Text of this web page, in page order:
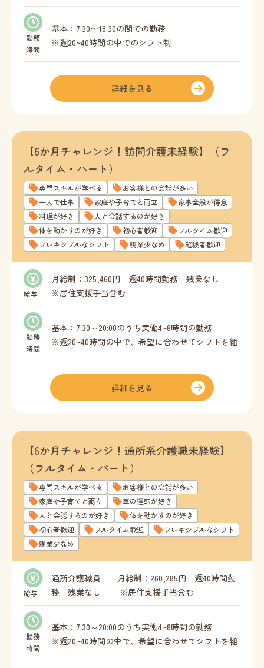
時給 ： 1,325円 週20時間以上勤務可能な方
勤務
時間
基本：7:30〜18:30の間での勤務
※週20~40時間の中でのシフト制
詳細を見る
【6か月チャレンジ！訪問介護未経験】（フ
ルタイム・パート）
専門スキルが学べる
お客様との会話が多い
一人で仕事
家庭や子育てと両立
家事全般が得意
料理が好き
人と会話するのが好き
体を動かすのが好き
初心者歓迎
フルタイム歓迎
フレキシブルなシフト
残業少なめ 経験者歓迎
給与
月給制：325,460円 週40時間勤務 残業なし
※居住支援手当含む
時給 ： 1,700円 週20時間以上勤務可能な方
※別途居住支援手当支給
勤務
時間
基本：7:30～20:00のうち実働4~8時間の勤務
※週20~40時間の中で、希望に合わせてシフトを組
詳細を見る
【6か月チャレンジ！通所系介護職未経験】
（フルタイム・パート）
専門スキルが学べる
お客様との会話が多い
家庭や子育てと両立
車の運転が好き
人と会話するのが好き
体を動かすのが好き
初心者歓迎
フルタイム歓迎
フレキシブルなシフト
残業少なめ
給与
通所介護職員 月給制：260,285円 週40時間勤
務 残業なし ※居住支援手当含む
時給 ： 1,325円 週20時間以
上勤務可能な方 ※別途居住支援手当支給
勤務
時間
基本：7:30～20:00のうち実働4~8時間の勤務
※週20~40時間の中で、希望に合わせてシフトを組